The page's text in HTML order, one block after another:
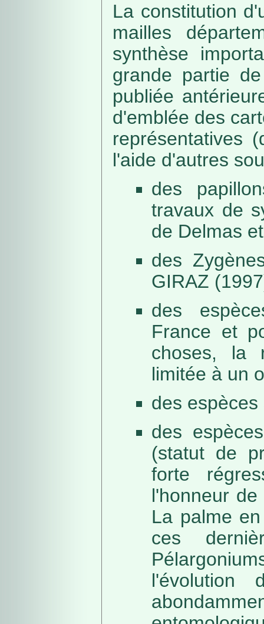
La constitution
mailles
synthèse
grande partie
publiée
d'emblée des
représentatives
l'aide d'autres
des
travaux de
de Delmas
des
GIRAZ
des
France et
choses, la
limitée à un
des
des
(statut de
forte
l'honneur
La palme
ces
l'évolution